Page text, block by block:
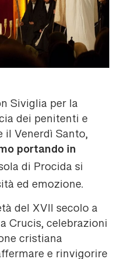
Siviglia per la
dei penitenti e
il Venerdì Santo,
portando in
di Procida si
ed emozione.
del XVII secolo a
Crucis, celebrazioni
cristiana
e rinvigorire